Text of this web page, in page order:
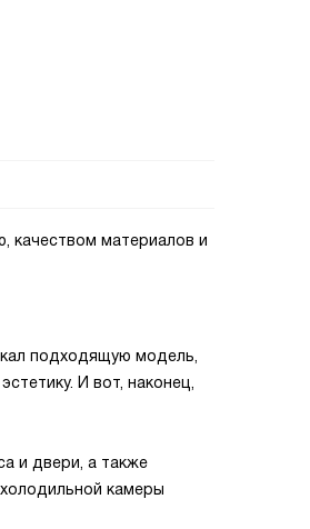
качеством материалов и
подходящую модель,
И вот, наконец,
и двери, а также
камеры